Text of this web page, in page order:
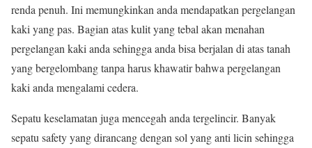
renda penuh. Ini memungkinkan anda mendapatkan pergelangan
kaki yang pas. Bagian atas kulit yang tebal akan menahan
pergelangan kaki anda sehingga anda bisa berjalan di atas tanah
yang bergelombang tanpa harus khawatir bahwa pergelangan
kaki anda mengalami cedera.
Sepatu keselamatan juga mencegah anda tergelincir. Banyak
sepatu safety yang dirancang dengan sol yang anti licin sehingga